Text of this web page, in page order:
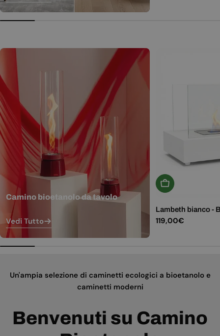
Camino bioetanolo da tavolo
Vedi Tutto
Aggiungi Al
Lambeth bianco -
Prezzo
119,00€
Un'ampia selezione di caminetti ecologici a bioetanolo e
caminetti moderni
Benvenuti su Camino